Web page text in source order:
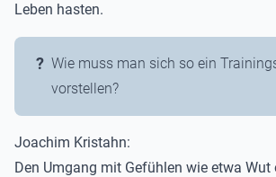
Leben hasten.
Wie muss man sich so ein
vorstellen?
Joachim Kristahn:
Den Umgang mit Gefühlen wie etwa Wut